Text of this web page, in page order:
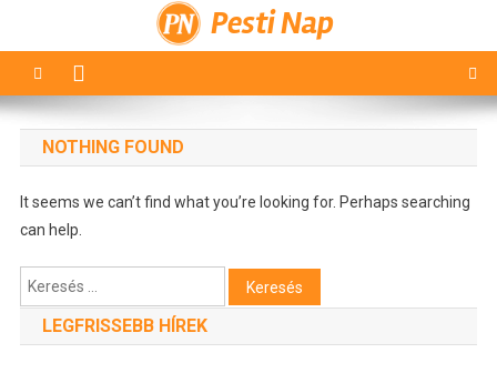
Pesti Nap
NOTHING FOUND
It seems we can’t find what you’re looking for. Perhaps searching
can help.
Keresés:
LEGFRISSEBB HÍREK